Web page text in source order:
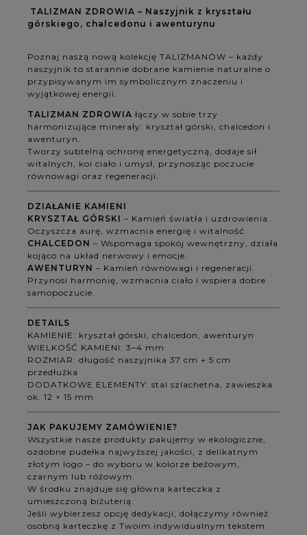
TALIZMAN ZDROWIA – Naszyjnik z kryształu
górskiego, chalcedonu i awenturynu
Poznaj naszą nową kolekcję TALIZMANÓW – każdy
naszyjnik to starannie dobrane kamienie naturalne o
przypisywanym im symbolicznym znaczeniu i
wyjątkowej energii.
TALIZMAN ZDROWIA łączy w sobie trzy
harmonizujące minerały: kryształ górski, chalcedon i
awenturyn.
Tworzy subtelną ochronę energetyczną, dodaje sił
witalnych, koi ciało i umysł, przynosząc poczucie
równowagi oraz regeneracji.
DZIAŁANIE KAMIENI
KRYSZTAŁ GÓRSKI – Kamień światła i uzdrowienia.
Oczyszcza aurę, wzmacnia energię i witalność.
CHALCEDON – Wspomaga spokój wewnętrzny, działa
kojąco na układ nerwowy i emocje.
AWENTURYN – Kamień równowagi i regeneracji.
Przynosi harmonię, wzmacnia ciało i wspiera dobre
samopoczucie.
DETAILS
KAMIENIE: kryształ górski, chalcedon, awenturyn
WIELKOŚĆ KAMIENI: 3–4 mm
ROZMIAR: długość naszyjnika 37 cm + 5 cm
przedłużka
DODATKOWE ELEMENTY: stal szlachetna, zawieszka
ok. 12 × 15 mm
JAK PAKUJEMY ZAMÓWIENIE?
Wszystkie nasze produkty pakujemy w ekologiczne,
ozdobne pudełka najwyższej jakości, z delikatnym
złotym logo – do wyboru w kolorze beżowym,
czarnym lub różowym.
W środku znajduje się główna karteczka z
umieszczoną biżuterią.
Jeśli wybierzesz opcję dedykacji, dołączymy również
osobną karteczkę z Twoim indywidualnym tekstem.